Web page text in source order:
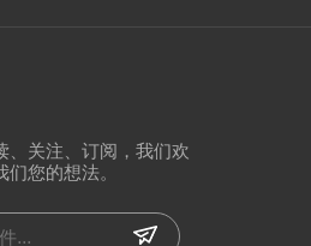
、关注、订阅，我们欢
您的想法。